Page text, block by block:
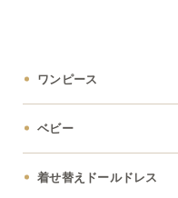
ワンピース
ベビー
着せ替えドールドレス